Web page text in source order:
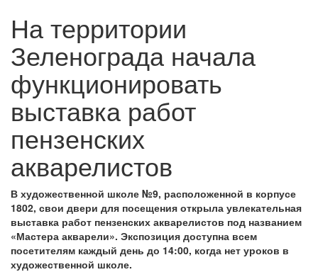
На территории
Зеленограда начала
функционировать
выставка работ
пензенских
акварелистов
В художественной школе №9, расположенной в корпусе
1802, свои двери для посещения открыла увлекательная
выставка работ пензенских акварелистов под названием
«Мастера акварели». Экспозиция доступна всем
посетителям каждый день до 14:00, когда нет уроков в
художественной школе.